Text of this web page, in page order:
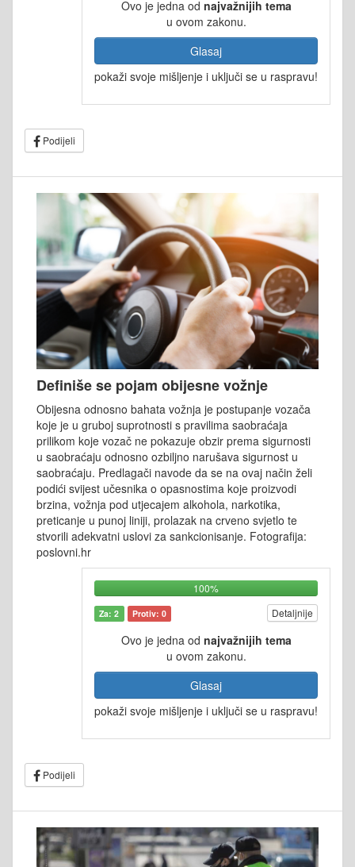
Ovo je jedna od najvažnijih tema
u ovom zakonu.
Glasaj
pokaži svoje mišljenje i uključi se u raspravu!
Podijeli
Definiše se pojam obijesne vožnje
Obijesna odnosno bahata vožnja je postupanje vozača
koje je u gruboj suprotnosti s pravilima saobraćaja
prilikom koje vozač ne pokazuje obzir prema sigurnosti
u saobraćaju odnosno ozbiljno narušava sigurnost u
saobraćaju. Predlagači navode da se na ovaj način želi
podići svijest učesnika o opasnostima koje proizvodi
brzina, vožnja pod utjecajem alkohola, narkotika,
preticanje u punoj liniji, prolazak na crveno svjetlo te
stvorili adekvatni uslovi za sankcionisanje. Fotografija:
poslovni.hr
100%
Za: 2 Protiv: 0 Detaljnije
Ovo je jedna od najvažnijih tema
u ovom zakonu.
Glasaj
pokaži svoje mišljenje i uključi se u raspravu!
Podijeli